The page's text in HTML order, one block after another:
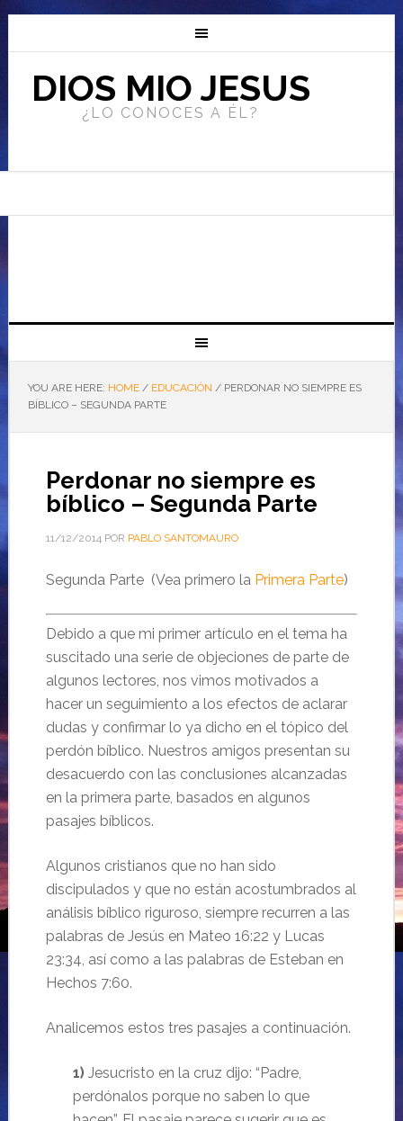
DIOS MIO JESUS
¿LO CONOCES A ÉL?
YOU ARE HERE: HOME / EDUCACIÓN /PERDONAR NO SIEMPRE ES
BÍBLICO – SEGUNDA PARTE
Perdonar no siempre es
bíblico – Segunda Parte
11/12/2014POR PABLO SANTOMAURO
Segunda Parte (Vea primero la Primera Parte)
Debido a que mi primer artículo en el tema ha
suscitado una serie de objeciones de parte de
algunos lectores, nos vimos motivados a
hacer un seguimiento a los efectos de aclarar
dudas y confirmar lo ya dicho en el tópico del
perdón bíblico. Nuestros amigos presentan su
desacuerdo con las conclusiones alcanzadas
en la primera parte, basados en algunos
pasajes bíblicos.
Algunos cristianos que no han sido
discipulados y que no están acostumbrados al
análisis bíblico riguroso, siempre recurren a las
palabras de Jesús en Mateo 16:22 y Lucas
23:34, así como a las palabras de Esteban en
Hechos 7:60.
Analicemos estos tres pasajes a continuación.
1)Jesucristo en la cruz dijo: “Padre,
perdónalos porque no saben lo que